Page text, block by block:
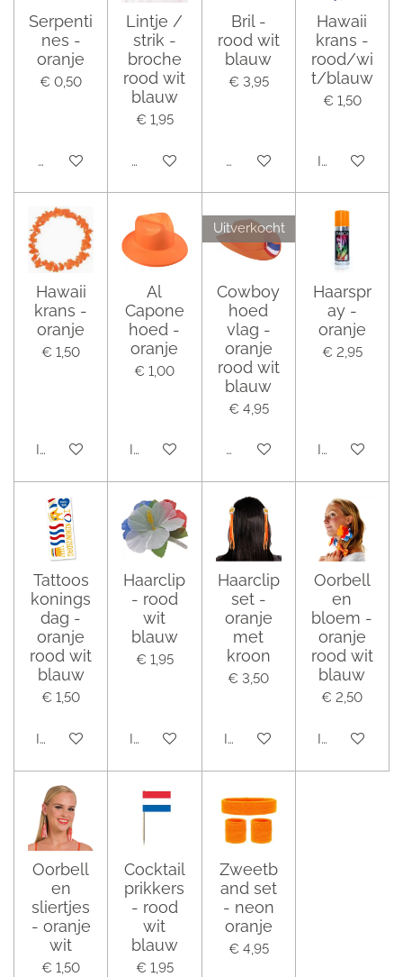
Serpenti
nes -
oranje
€ 0,50
Houd mij op de hoogte
Lintje /
strik -
broche
rood wit
blauw
€ 1,95
Houd mij op de hoogte
Bril -
rood wit
blauw
€ 3,95
Houd mij op de hoogte
Hawaii
krans -
rood/wi
t/blauw
€ 1,50
In
Hawaii
krans -
oranje
€ 1,50
In winkelwagen
Al
Capone
hoed -
oranje
€ 1,00
In winkelwagen
Uitverkocht
Cowboy
hoed
vlag -
oranje
rood wit
blauw
€ 4,95
Houd mij op de hoogte
Haarspr
ay -
oranje
€ 2,95
In
Tattoos
konings
dag -
oranje
rood wit
blauw
€ 1,50
In winkelwagen
Haarclip
- rood
wit
blauw
€ 1,95
In winkelwagen
Haarclip
set -
oranje
met
kroon
€ 3,50
In winkelwagen
Oorbell
en
bloem -
oranje
rood wit
blauw
€ 2,50
In
Oorbell
en
sliertjes
- oranje
wit
€ 1,50
Cocktail
prikkers
- rood
wit
blauw
€ 1,95
Zweetb
and set
- neon
oranje
€ 4,95